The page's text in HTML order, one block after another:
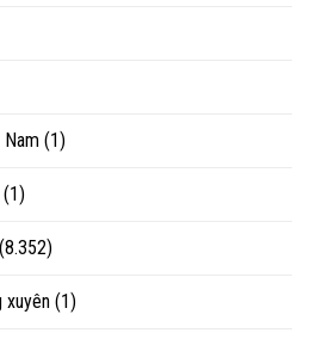
(1)
(1)
(8.352)
xuyên (1)